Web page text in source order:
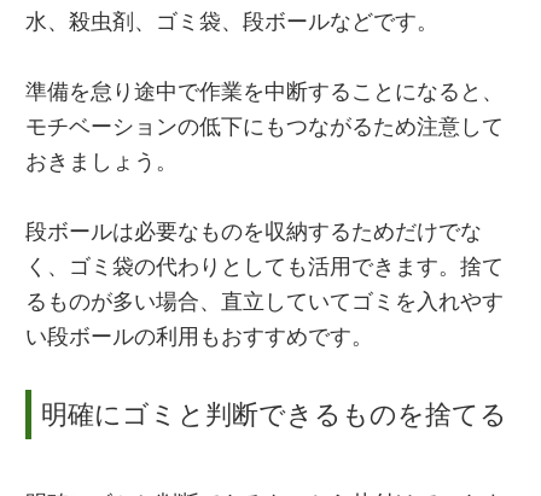
水、殺虫剤、ゴミ袋、段ボールなどです。
準備を怠り途中で作業を中断することになると、
モチベーションの低下にもつながるため注意して
おきましょう。
段ボールは必要なものを収納するためだけでな
く、ゴミ袋の代わりとしても活用できます。捨て
るものが多い場合、直立していてゴミを入れやす
い段ボールの利用もおすすめです。
明確にゴミと判断できるものを捨てる